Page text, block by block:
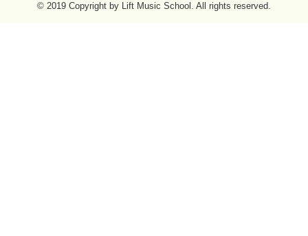
© 2019 Copyright by Lift Music School. All rights reserved.